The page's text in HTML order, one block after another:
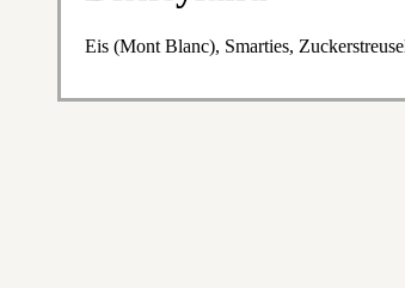
Eis (Mont Blanc), Smarties,